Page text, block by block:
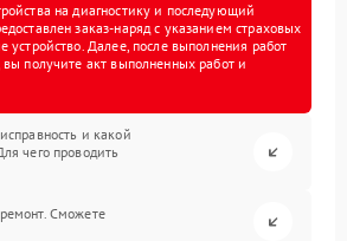
на диагностику и последующий
заказ-наряд с указанием страховых
устройство. Далее, после выполнения работ
получите акт выполненных работ и
и какой
чего проводить
Сможете